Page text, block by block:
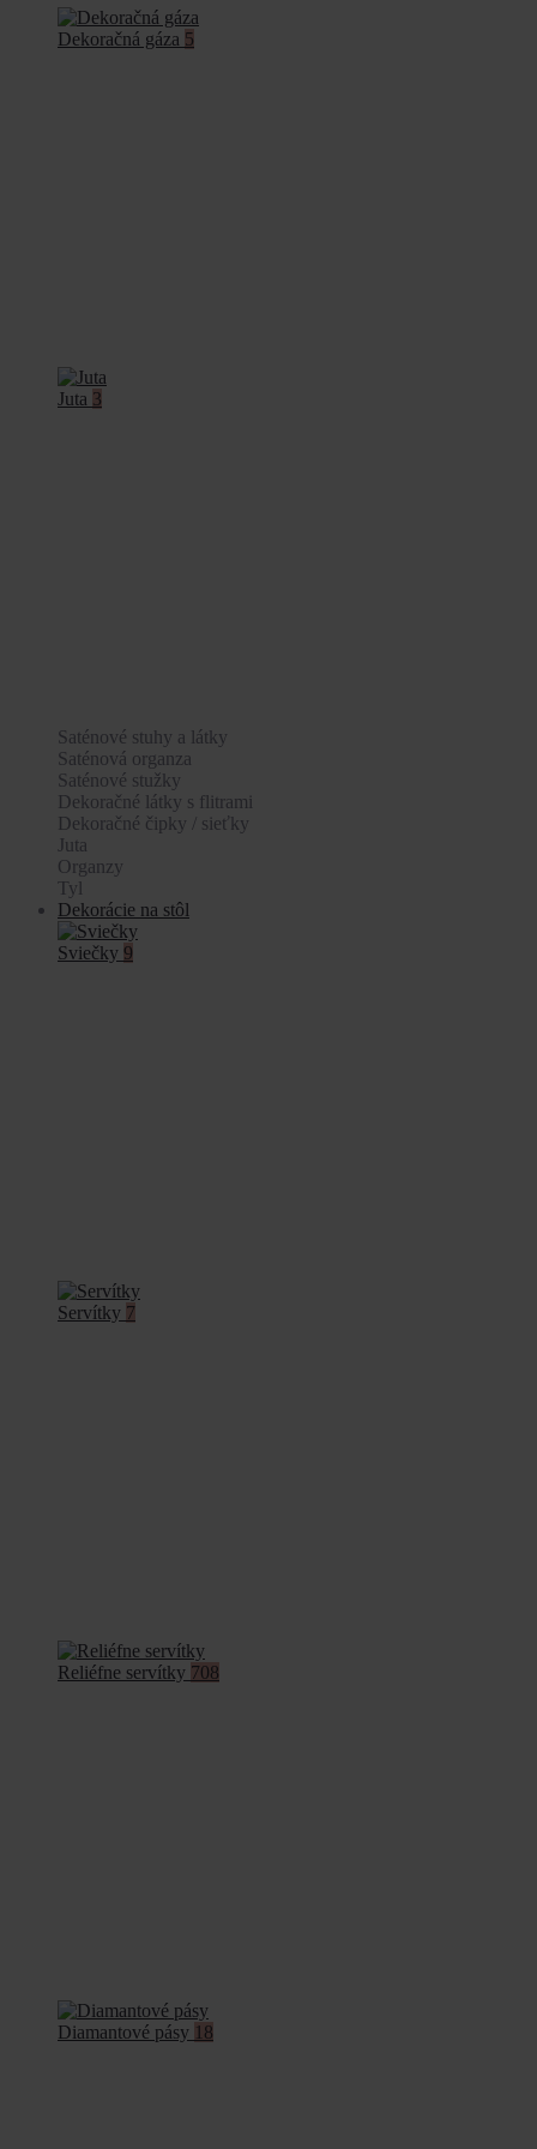
Dekoračná gáza 5
Juta 3
Saténové stuhy a látky
Saténová organza
Saténové stužky
Dekoračné látky s flitrami
Dekoračné čipky / sieťky
Juta
Organzy
Tyl
Dekorácie na stôl
Sviečky 9
Servítky 7
Reliéfne servítky 708
Diamantové pásy 18